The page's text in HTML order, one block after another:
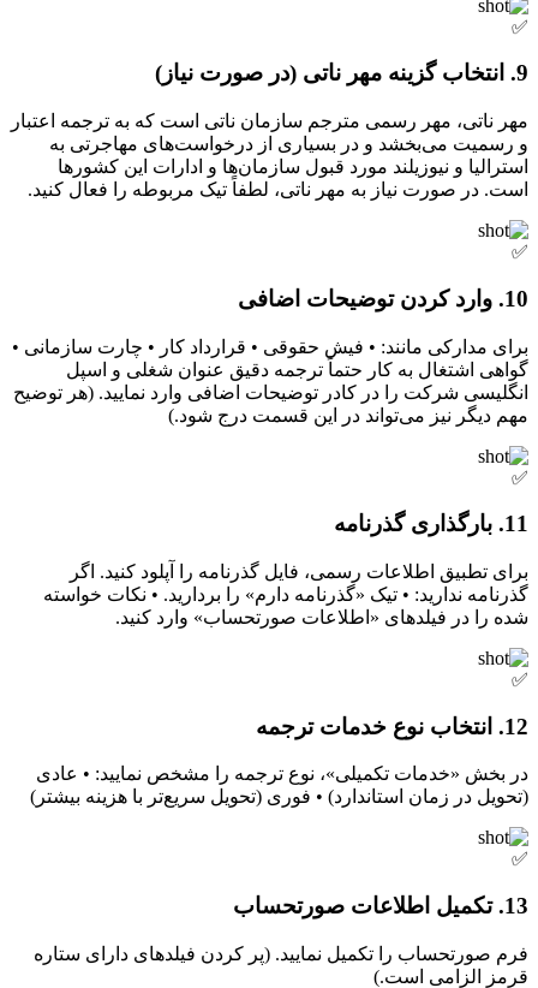
✅
9. انتخاب گزینه مهر ناتی (در صورت نیاز)
مهر ناتی، مهر رسمی مترجم سازمان ناتی است که به ترجمه اعتبار
و رسمیت می‌بخشد و در بسیاری از درخواست‌های مهاجرتی به
استرالیا و نیوزیلند مورد قبول سازمان‌ها و ادارات این کشورها
است. در صورت نیاز به مهر ناتی، لطفاً تیک مربوطه را فعال کنید.
✅
10. وارد کردن توضیحات اضافی
برای مدارکی مانند: • فیش حقوقی • قرارداد کار • چارت سازمانی •
گواهی اشتغال به کار حتماً ترجمه دقیق عنوان شغلی و اسپل
انگلیسی شرکت را در کادر توضیحات اضافی وارد نمایید. (هر توضیح
مهم دیگر نیز می‌تواند در این قسمت درج شود.)
✅
11. بارگذاری گذرنامه
برای تطبیق اطلاعات رسمی، فایل گذرنامه را آپلود کنید. اگر
گذرنامه ندارید: • تیک «گذرنامه دارم» را بردارید. • نکات خواسته
شده را در فیلدهای «اطلاعات صورتحساب» وارد کنید.
✅
12. انتخاب نوع خدمات ترجمه
در بخش «خدمات تکمیلی»، نوع ترجمه را مشخص نمایید: • عادی
(تحویل در زمان استاندارد) • فوری (تحویل سریع‌تر با هزینه بیشتر)
✅
13. تکمیل اطلاعات صورتحساب
فرم صورتحساب را تکمیل نمایید. (پر کردن فیلدهای دارای ستاره
قرمز الزامی است.)